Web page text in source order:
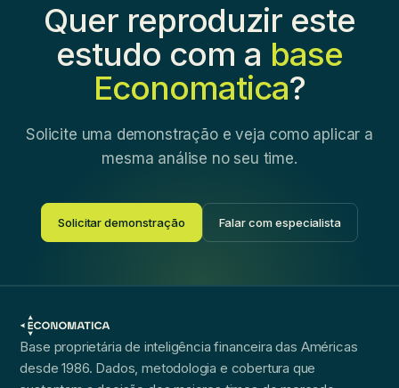
Quer reproduzir este
estudo com a base
Economatica?
Solicite uma demonstração e veja como aplicar a
mesma análise no seu time.
Solicitar demonstração Falar com especialista
Base proprietária de inteligência financeira das Américas
desde 1986. Dados, metodologia e cobertura que